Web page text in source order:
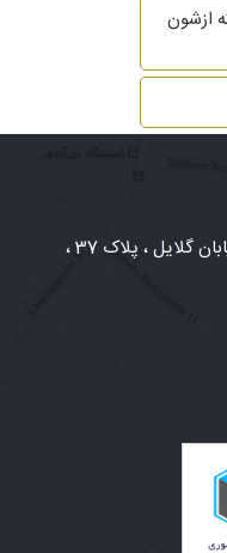
که ازشون
شهر مشهد، بلوار سجاد ، خیابان خیام جنوبی ۱۰ [بهزاد] ، خیابان گلایل ، پلاک 37 ،